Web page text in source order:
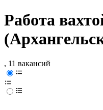
Работа
, 11 вакансий